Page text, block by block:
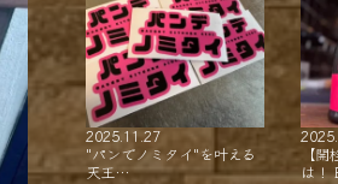
2025.11.27
"パンでノミタイ"を叶える
天王…
【
は！